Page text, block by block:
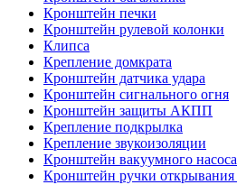
Кронштейн печки
Кронштейн рулевой колонки
Клипса
Крепление домкрата
Кронштейн датчика удара
Кронштейн сигнального огня
Кронштейн защиты АКПП
Крепление подкрылка
Крепление звукоизоляции
Кронштейн вакуумного насоса
Кронштейн ручки открывания